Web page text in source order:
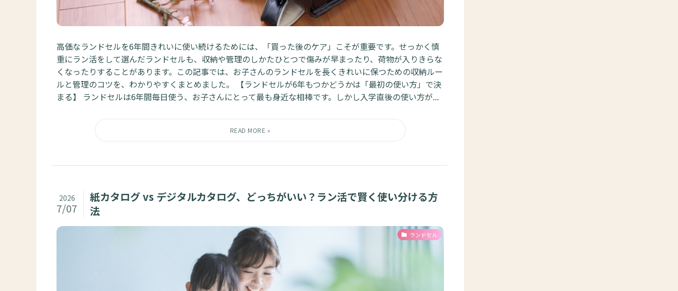
高価なランドセルを6年間きれいに使い続けるためには、「買った後のケア」こそが重要です。せっかく慎
重にラン活をして選んだランドセルも、収納や管理のしかたひとつで傷みが早まったり、荷物が入りきらな
くなったりすることがあります。この記事では、お子さんのランドセルを長くきれいに保つための収納ルー
ルと管理のコツを、わかりやすくまとめました。 【ランドセルが6年もつかどうかは「最初の使い方」で決
まる】 ランドセルは6年間毎日使う、お子さんにとって最も身近な相棒です。しかし入学直後の使い方が...
紙カタログ vs デジタルカタログ、どっちがいい？ラン活で賢く使い分ける方
法
2026
7/07
ランドセル